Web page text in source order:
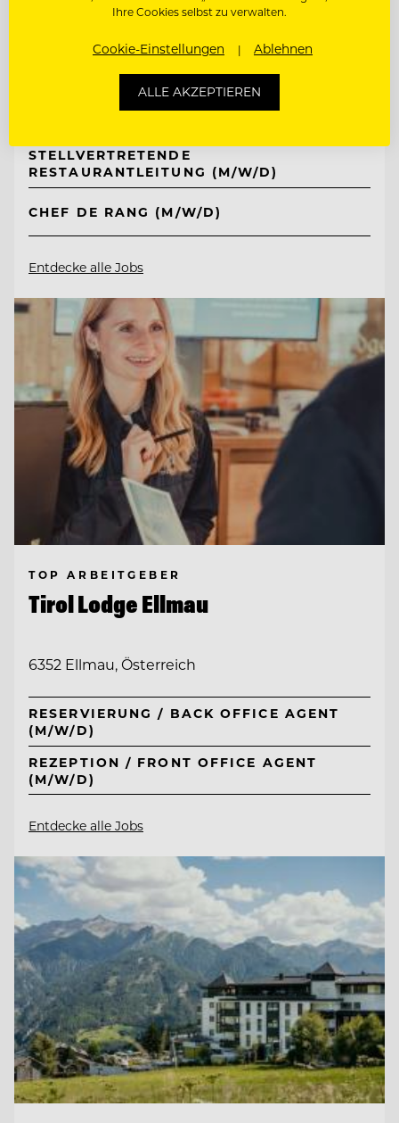
TOP ARBEITGEBER
Ritter von Kempski Privathotels &
STELLVERTRETENDE
RESTAURANTLEITUNG (M/W/D)
CHEF DE RANG (M/W/D)
Entdecke alle Jobs
TOP ARBEITGEBER
Tirol Lodge Ellmau
6352 Ellmau, Österreich
RESERVIERUNG / BACK OFFICE AGENT
(M/W/D)
REZEPTION / FRONT OFFICE AGENT
(M/W/D)
Entdecke alle Jobs
Ihre Cookies selbst zu verwalten.
Cookie-Einstellungen Ablehnen
ALLE AKZEPTIEREN